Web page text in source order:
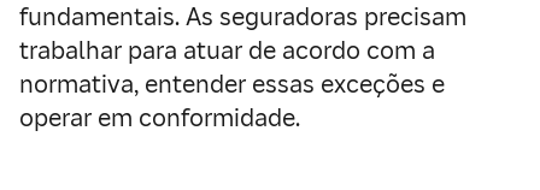
fundamentais. As seguradoras precisam
trabalhar para atuar de acordo com a
normativa, entender essas exceções e
operar em conformidade.